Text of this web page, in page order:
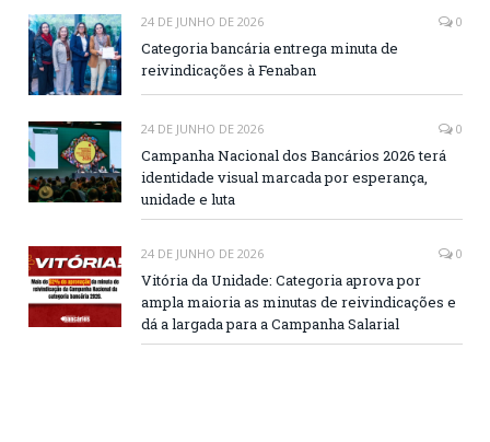
24 DE JUNHO DE 2026 0
Categoria bancária entrega minuta de
reivindicações à Fenaban
24 DE JUNHO DE 2026 0
Campanha Nacional dos Bancários 2026 terá
identidade visual marcada por esperança,
unidade e luta
24 DE JUNHO DE 2026 0
Vitória da Unidade: Categoria aprova por
ampla maioria as minutas de reivindicações e
dá a largada para a Campanha Salarial